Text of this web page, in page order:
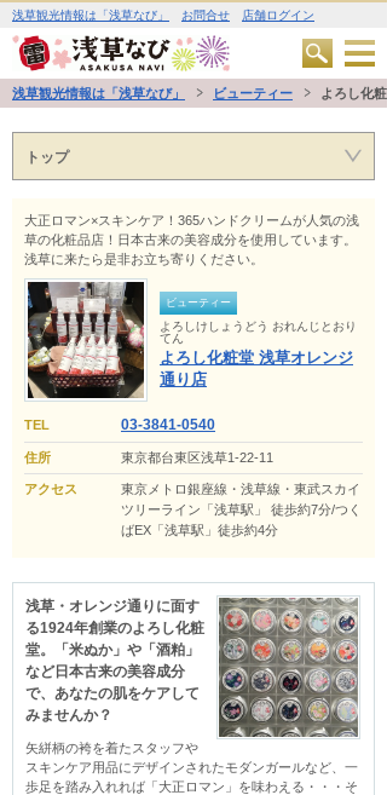
浅草観光情報は「浅草なび」 お問合せ 店舗ログイン
浅草観光情報は「浅草なび」 ビューティー よろし化
トップ
大正ロマン×スキンケア！365ハンドクリームが人気の浅
草の化粧品店！日本古来の美容成分を使用しています。
浅草に来たら是非お立ち寄りください。
ビューティー
よろしけしょうどう おれんじとおり
てん
よろし化粧堂 浅草オレンジ
通り店
TEL 03-3841-0540
住所 東京都台東区浅草1-22-11
アクセス
東京メトロ銀座線・浅草線・東武スカイ
ツリーライン「浅草駅」 徒歩約7分/つく
ばEX「浅草駅」徒歩約4分
浅草・オレンジ通りに面す
る1924年創業のよろし化粧
堂。「米ぬか」や「酒粕」
など日本古来の美容成分
で、あなたの肌をケアして
みませんか？
矢絣柄の袴を着たスタッフや
スキンケア用品にデザインされたモダンガールなど、一
歩足を踏み入れれば「大正ロマン」を味わえる・・・そ